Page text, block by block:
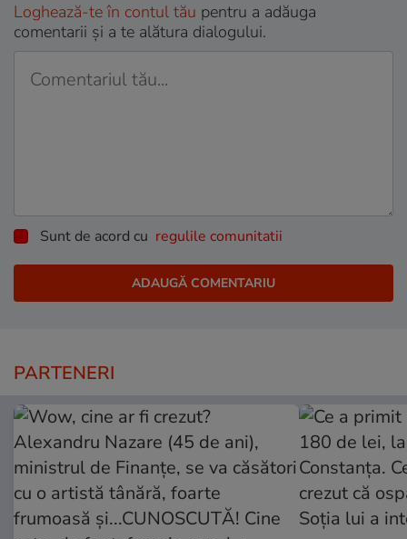
Loghează-te în contul tău pentru a adăuga
comentarii și a te alătura dialogului.
Sunt de acord cu regulile comunitatii
PARTENERI